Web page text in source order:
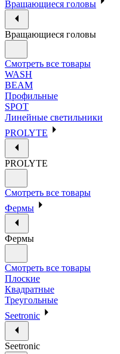
Вращающиеся головы
Вращающиеся головы
Смотреть все товары
WASH
BEAM
Профильные
SPOT
Линейные светильники
PROLYTE
PROLYTE
Смотреть все товары
Фермы
Фермы
Смотреть все товары
Плоские
Квадратные
Треугольные
Seetronic
Seetronic